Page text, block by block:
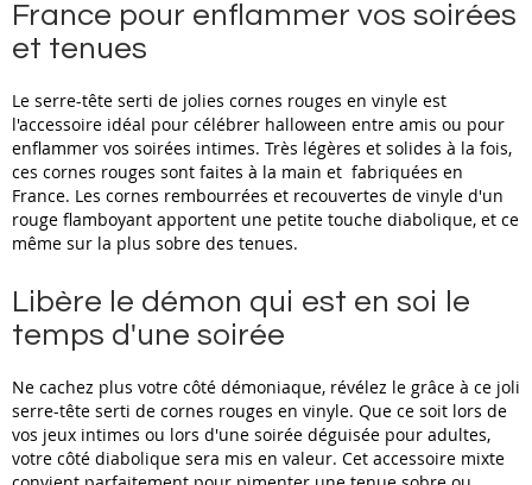
France pour enflammer vos soirées
et tenues
Le serre-tête serti de jolies cornes rouges en vinyle est
l'accessoire idéal pour célébrer halloween entre amis ou pour
enflammer vos soirées intimes. Très légères et solides à la fois,
ces cornes rouges sont faites à la main et fabriquées en
France. Les cornes rembourrées et recouvertes de vinyle d'un
rouge flamboyant apportent une petite touche diabolique, et ce
même sur la plus sobre des tenues.
Libère le démon qui est en soi le
temps d'une soirée
Ne cachez plus votre côté démoniaque, révélez le grâce à ce joli
serre-tête serti de cornes rouges en vinyle. Que ce soit lors de
vos jeux intimes ou lors d'une soirée déguisée pour adultes,
votre côté diabolique sera mis en valeur. Cet accessoire mixte